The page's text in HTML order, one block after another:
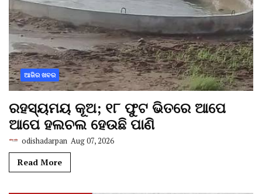
ଆଜିର ଖବର
ରହସ୍ୟମୟ କୂଅ; ୧୮ ଫୁଟ ଭିତରେ ଆପେ
ଆପେ ହଲଚଲ ହେଉଛି ପାଣି
odishadarpan Aug 07, 2026
Read More